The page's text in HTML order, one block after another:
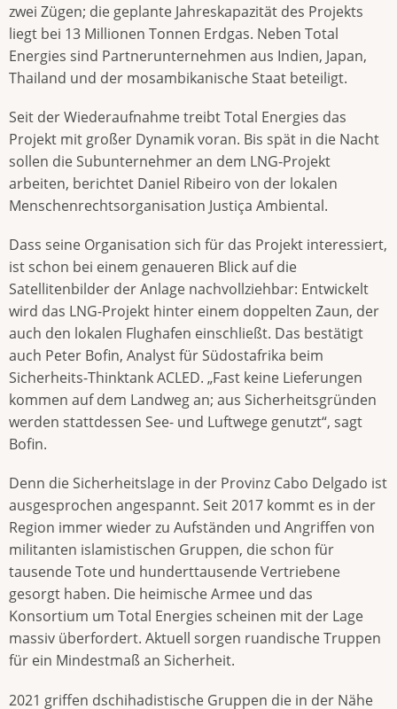
zwei Zügen; die geplante Jahreskapazität des Projekts
liegt bei 13 Millionen Tonnen Erdgas. Neben Total
Energies sind Partnerunternehmen aus Indien, Japan,
Thailand und der mosambikanische Staat beteiligt.
Seit der Wiederaufnahme treibt Total Energies das
Projekt mit großer Dynamik voran. Bis spät in die Nacht
sollen die Subunternehmer an dem LNG-Projekt
arbeiten, berichtet Daniel Ribeiro von der lokalen
Menschenrechtsorganisation Justiça Ambiental.
Dass seine Organisation sich für das Projekt interessiert,
ist schon bei einem genaueren Blick auf die
Satellitenbilder der Anlage nachvollziehbar: Entwickelt
wird das LNG-Projekt hinter einem doppelten Zaun, der
auch den lokalen Flughafen einschließt. Das bestätigt
auch Peter Bofin, Analyst für Südostafrika beim
Sicherheits-Thinktank ACLED. „Fast keine Lieferungen
kommen auf dem Landweg an; aus Sicherheitsgründen
werden stattdessen See- und Luftwege genutzt“, sagt
Bofin.
Denn die Sicherheitslage in der Provinz Cabo Delgado ist
ausgesprochen angespannt. Seit 2017 kommt es in der
Region immer wieder zu Aufständen und Angriffen von
militanten islamistischen Gruppen, die schon für
tausende Tote und hunderttausende Vertriebene
gesorgt haben. Die heimische Armee und das
Konsortium um Total Energies scheinen mit der Lage
massiv überfordert. Aktuell sorgen ruandische Truppen
für ein Mindestmaß an Sicherheit.
2021 griffen dschihadistische Gruppen die in der Nähe